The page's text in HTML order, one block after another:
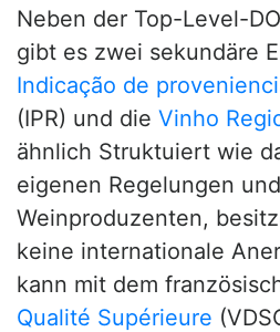
Neben der Top-Level-
gibt es zwei sekundäre
Indicação de
(IPR) und die Vinho
ähnlich Struktuiert wie
eigenen Regelungen
Weinproduzenten,
keine internationale
kann mit dem
Qualité Supérieure